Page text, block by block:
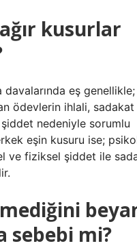
kusurlar
davalarında eş
ödevlerin ihlali,
nedeniyle sorumlu
eşin kusuru ise;
ve fiziksel şiddet ile
sebebi mi?